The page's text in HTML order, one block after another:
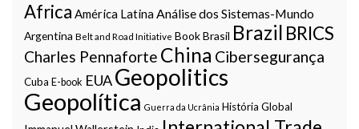
Africa América LatinaAnálise dos Sistemas-Mundo
Argentina Belt and Road Initiative BookBrasil Brazil BRICS
Charles Pennaforte China Cibersegurança
Cuba E-book EUAGeopolitics
Geopolítica Guerra da Ucrânia História Global